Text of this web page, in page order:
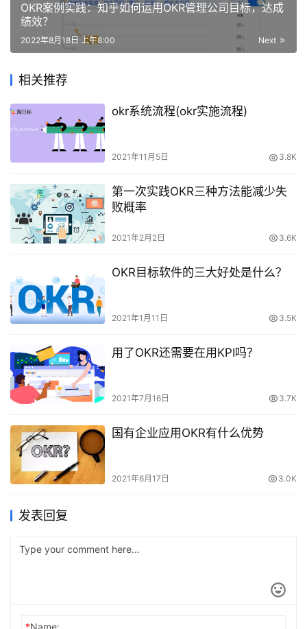
OKR案例实践：知乎如何运用OKR管理公司目标，达成
绩效？
Next
2022年8月18日 上午8:00
相关推荐
okr系统流程(okr实施流程)
2021年11月5日 3.8K
第一次实践OKR三种方法能减少失
败概率
2021年2月2日 3.6K
OKR目标软件的三大好处是什么？
2021年1月11日 3.5K
用了OKR还需要在用KPI吗？
2021年7月16日 3.7K
国有企业应用OKR有什么优势
2021年6月17日 3.0K
发表回复